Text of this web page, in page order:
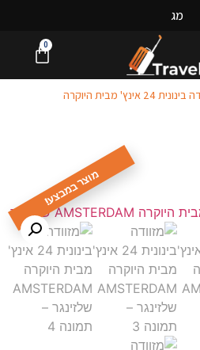
מגוו
0
/ מזוודה בינונית 24 אינץ' מבית היוקרה
מוצר במבצע!